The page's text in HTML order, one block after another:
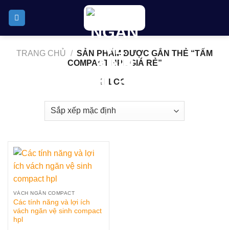
TRANG CHỦ / SẢN PHẨM ĐƯỢC GẮN THẺ “TẤM
COMPACT HPL GIÁ RẺ”
LỌC
VÁCH NGĂN COMPACT
Các tính năng và lợi ích
vách ngăn vệ sinh compact
hpl